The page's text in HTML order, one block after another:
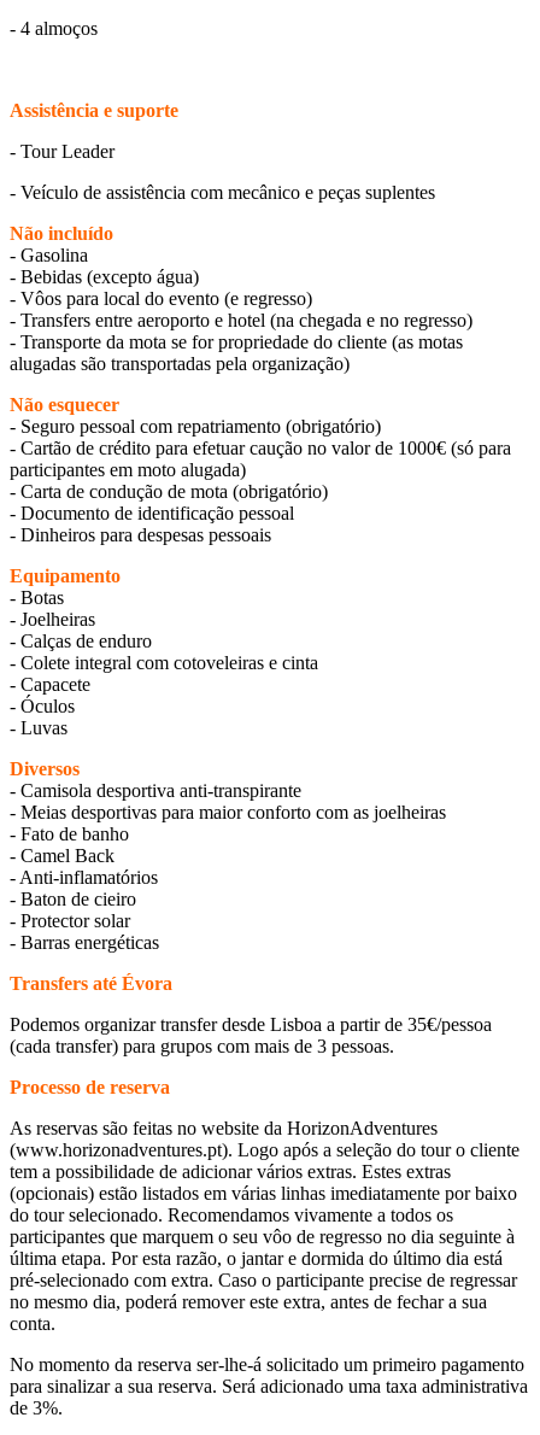
- 4 almoços
Assistência e suporte
- Tour Leader
- Veículo de assistência com mecânico e peças suplentes
Não incluído
- Gasolina
- Bebidas (excepto água)
- Vôos para local do evento (e regresso)
- Transfers entre aeroporto e hotel (na chegada e no regresso)
- Transporte da mota se for propriedade do cliente (as motas
alugadas são transportadas pela organização)
Não esquecer
- Seguro pessoal com repatriamento (obrigatório)
- Cartão de crédito para efetuar caução no valor de 1000€ (só para
participantes em moto alugada)
- Carta de condução de mota (obrigatório)
- Documento de identificação pessoal
- Dinheiros para despesas pessoais
Equipamento
- Botas
- Joelheiras
- Calças de enduro
- Colete integral com cotoveleiras e cinta
- Capacete
- Óculos
- Luvas
Diversos
- Camisola desportiva anti-transpirante
- Meias desportivas para maior conforto com as joelheiras
- Fato de banho
- Camel Back
- Anti-inflamatórios
- Baton de cieiro
- Protector solar
- Barras energéticas
Transfers até Évora
Podemos organizar transfer desde Lisboa a partir de 35€/pessoa
(cada transfer) para grupos com mais de 3 pessoas.
Processo de reserva
As reservas são feitas no website da HorizonAdventures
(www.horizonadventures.pt). Logo após a seleção do tour o cliente
tem a possibilidade de adicionar vários extras. Estes extras
(opcionais) estão listados em várias linhas imediatamente por baixo
do tour selecionado. Recomendamos vivamente a todos os
participantes que marquem o seu vôo de regresso no dia seguinte à
última etapa. Por esta razão, o jantar e dormida do último dia está
pré-selecionado com extra. Caso o participante precise de regressar
no mesmo dia, poderá remover este extra, antes de fechar a sua
conta.
No momento da reserva ser-lhe-á solicitado um primeiro pagamento
para sinalizar a sua reserva. Será adicionado uma taxa administrativa
de 3%.